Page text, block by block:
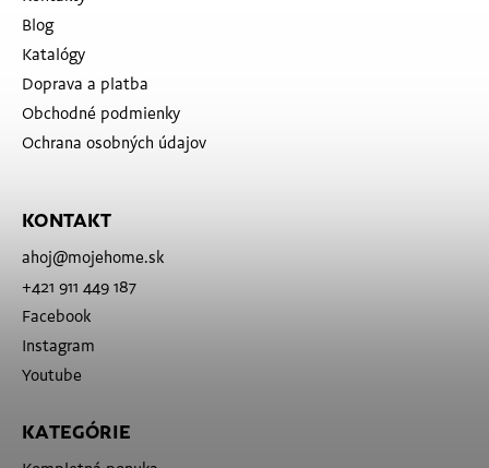
Blog
Katalógy
Doprava a platba
Obchodné podmienky
Ochrana osobných údajov
KONTAKT
ahoj@mojehome.sk
+421 911 449 187
Facebook
Instagram
Youtube
KATEGÓRIE